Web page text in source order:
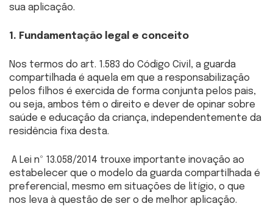
sua aplicação.
1. Fundamentação legal e conceito
Nos termos do art. 1.583 do Código Civil, a guarda
compartilhada é aquela em que a responsabilização
pelos filhos é exercida de forma conjunta pelos pais,
ou seja, ambos têm o direito e dever de opinar sobre
saúde e educação da criança, independentemente da
residência fixa desta.
A Lei nº 13.058/2014 trouxe importante inovação ao
estabelecer que o modelo da guarda compartilhada é
preferencial, mesmo em situações de litígio, o que
nos leva à questão de ser o de melhor aplicação.